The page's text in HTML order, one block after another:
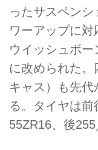
ったサスペン
ワーアップに
ウイッシュボ
に改められた。
キャス）も先
る。タイヤは前
55ZR16、後255